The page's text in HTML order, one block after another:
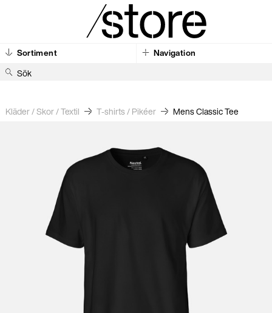
Sortiment Navigation
Sök
Kläder / Skor / Textil T-shirts / Pikéer Mens Classic Tee